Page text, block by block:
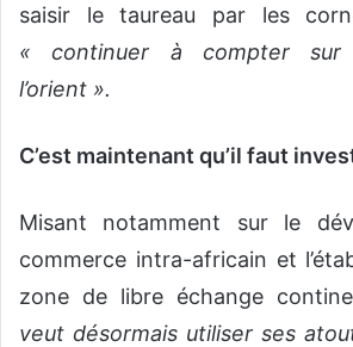
saisir le taureau par les
« continuer à compter sur
l’orient ».
C’est maintenant qu’il faut
Misant notamment sur le
commerce intra-africain et
zone de libre échange
veut désormais utiliser ses